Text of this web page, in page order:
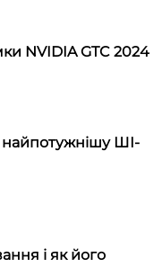
NVIDIA GTC 2024
найпотужнішу ШІ-
і як його